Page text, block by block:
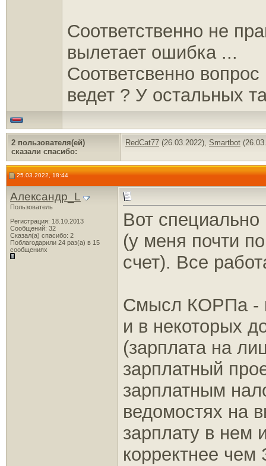
Соответственно не
вылетает ошибка ...
Соответсвенно
ведет ? У остальных
2 пользователя(ей)
сказали cпасибо:
RedCat77 (26.03.2022), Smartbot
25.03.2022, 18:44
Александр_L
Пользователь
Регистрация: 18.10.2013
Сообщений: 32
Сказал(а) спасибо: 2
Поблагодарили 24 раз(а) в 15
сообщениях
Вот специально
(у меня почти
счет). Все
Смысл КОРПа -
и в некоторых
(зарплата на
зарплатный
зарплатным
ведомостях на
зарплату в нем
корректнее